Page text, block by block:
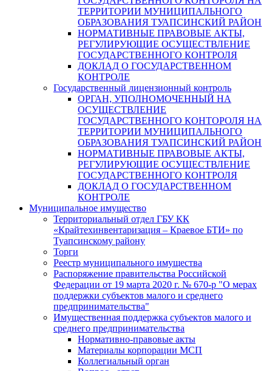
ТЕРРИТОРИИ МУНИЦИПАЛЬНОГО
ОБРАЗОВАНИЯ ТУАПСИНСКИЙ РАЙОН
НОРМАТИВНЫЕ ПРАВОВЫЕ АКТЫ,
РЕГУЛИРУЮЩИЕ ОСУЩЕСТВЛЕНИЕ
ГОСУДАРСТВЕННОГО КОНТРОЛЯ
ДОКЛАД О ГОСУДАРСТВЕННОМ
КОНТРОЛЕ
Государственный лицензионный контроль
ОРГАН, УПОЛНОМОЧЕННЫЙ НА
ОСУЩЕСТВЛЕНИЕ
ГОСУДАРСТВЕННОГО КОНТОРОЛЯ НА
ТЕРРИТОРИИ МУНИЦИПАЛЬНОГО
ОБРАЗОВАНИЯ ТУАПСИНСКИЙ РАЙОН
НОРМАТИВНЫЕ ПРАВОВЫЕ АКТЫ,
РЕГУЛИРУЮЩИЕ ОСУЩЕСТВЛЕНИЕ
ГОСУДАРСТВЕННОГО КОНТРОЛЯ
ДОКЛАД О ГОСУДАРСТВЕННОМ
КОНТРОЛЕ
Муниципальное имущество
Территориальный отдел ГБУ КК
«Крайтехинвентаризация – Краевое БТИ» по
Туапсинскому району
Торги
Реестр муниципального имущества
Распоряжение правительства Российской
Федерации от 19 марта 2020 г. № 670-р "О мерах
поддержки субъектов малого и среднего
предпринимательства"
Имущественная поддержка субъектов малого и
среднего предпринимательства
Нормативно-правовые акты
Материалы корпорации МСП
Коллегиальный орган